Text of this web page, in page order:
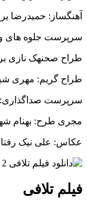
آهنگساز: حمیدرضا
سرپرست جلوه های
طراح صحنهک نازی
طراح گریم: مهری
سرپرست صداگذاری:
مجری طرح: بهنام
عکاس: علی نیک
فیلم تلافی